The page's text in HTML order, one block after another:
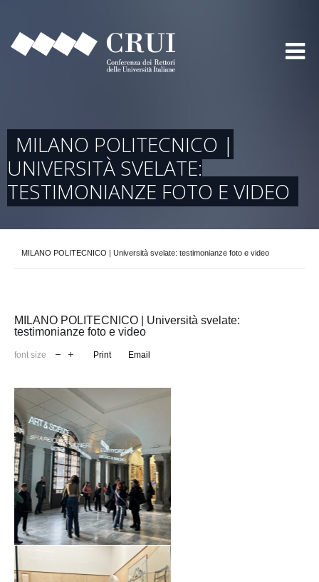
MILANO POLITECNICO |
UNIVERSITÀ SVELATE:
TESTIMONIANZE FOTO E VIDEO
MILANO POLITECNICO | Università svelate: testimonianze foto e video
MILANO POLITECNICO | Università svelate:
testimonianze foto e video
font size Print Email